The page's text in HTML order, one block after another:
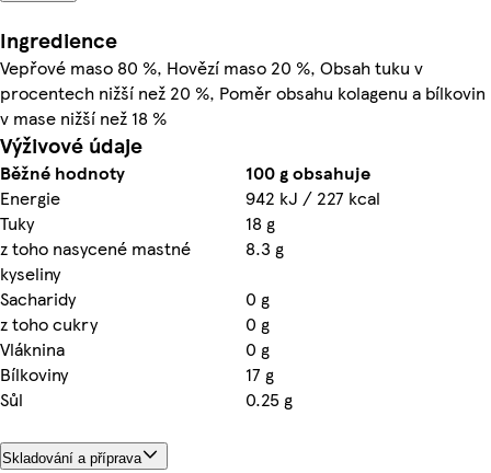
Ingredience
Vepřové maso 80 %, Hovězí maso 20 %, Obsah tuku v
procentech nižší než 20 %, Poměr obsahu kolagenu a bílkovin
v mase nižší než 18 %
Výživové údaje
Běžné hodnoty
100 g obsahuje
Energie
942 kJ / 227 kcal
Tuky
18 g
z toho nasycené mastné
kyseliny
8.3 g
Sacharidy
0 g
z toho cukry
0 g
Vláknina
0 g
Bílkoviny
17 g
Sůl
0.25 g
Skladování a příprava